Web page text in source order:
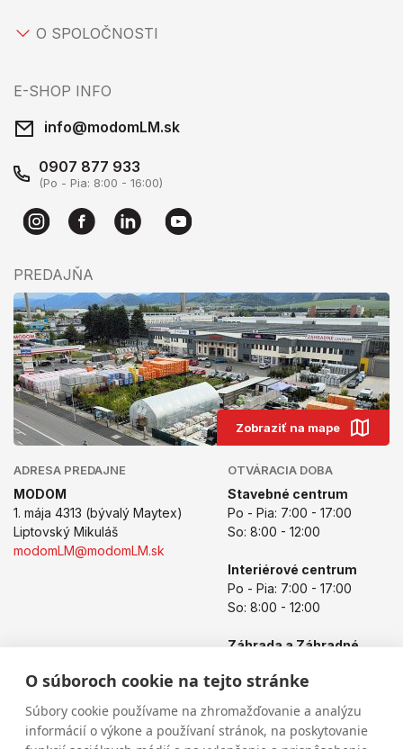
O súboroch cookie na tejto stránke
Súbory cookie používame na zhromažďovanie a analýzu
informácií o výkone a používaní stránok, na poskytovanie
O SPOLOČNOSTI
E-SHOP INFO
info@modomLM.sk
0907 877 933
(Po - Pia: 8:00 - 16:00)
PREDAJŇA
Zobraziť na mape
ADRESA PREDAJNE
MODOM
1. mája 4313 (bývalý Maytex)
Liptovský Mikuláš
modomLM@modomLM.sk
OTVÁRACIA DOBA
Stavebné centrum
Po - Pia: 7:00 - 17:00
So: 8:00 - 12:00
Interiérové centrum
Po - Pia: 7:00 - 17:00
So: 8:00 - 12:00
Záhrada a Záhradné
Po - Pia: 8:00 - 17:00
So: 8:00 - 12:00